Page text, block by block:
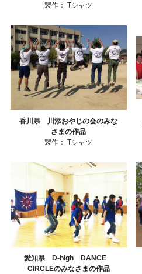
製作： Tシャツ
香川県 川添おやじの会のみな
さまの作品
製作： Tシャツ
愛知県 D-high DANCE
CIRCLEのみなさまの作品